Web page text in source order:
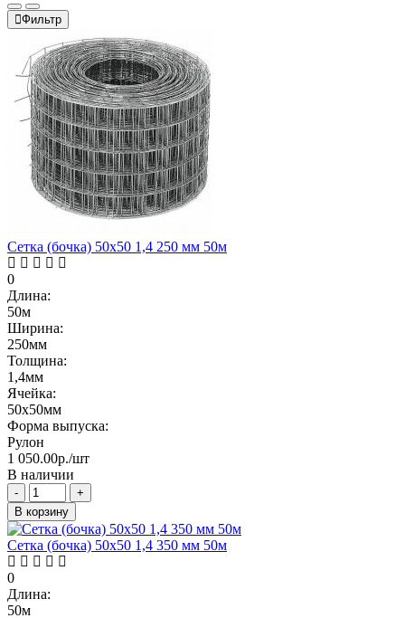
Фильтр
Сетка (бочка) 50х50 1,4 250 мм 50м
0
Длина:
50м
Ширина:
250мм
Толщина:
1,4мм
Ячейка:
50х50мм
Форма выпуска:
Рулон
1 050.00р./шт
В наличии
-
+
В корзину
Сетка (бочка) 50х50 1,4 350 мм 50м
0
Длина:
50м